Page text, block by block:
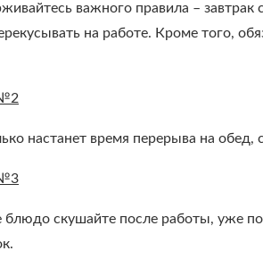
важного правила –
на работе. Кроме того,
настанет время перерыва на
блюдо скушайте после работы, уже